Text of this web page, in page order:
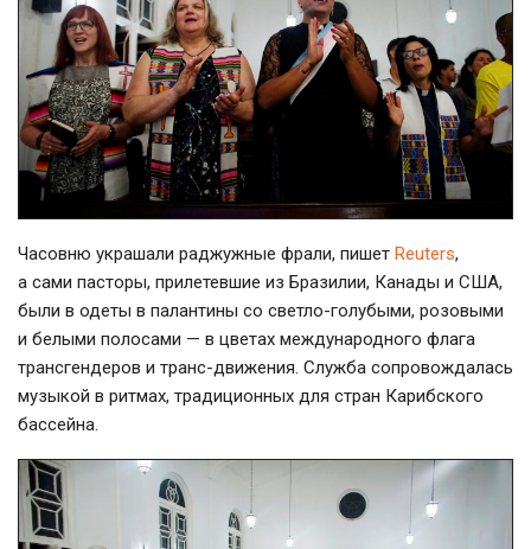
Часовню украшали раджужные фрали, пишет Reuters,
а сами пасторы, прилетевшие из Бразилии, Канады и США,
были в одеты в палантины со светло-голубыми, розовыми
и белыми полосами — в цветах международного флага
трансгендеров и транс-движения. Служба сопровождалась
музыкой в ритмах, традиционных для стран Карибского
бассейна.